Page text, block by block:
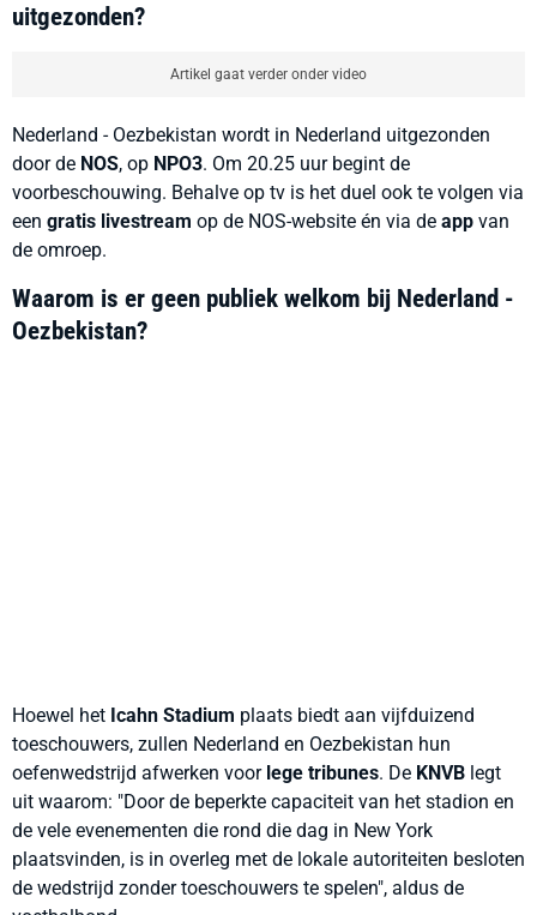
uitgezonden?
Artikel gaat verder onder video
Nederland - Oezbekistan wordt in Nederland uitgezonden
door de NOS, op NPO3. Om 20.25 uur begint de
voorbeschouwing. Behalve op tv is het duel ook te volgen via
een gratis livestream op de NOS-website én via de app van
de omroep.
Waarom is er geen publiek welkom bij Nederland -
Oezbekistan?
Hoewel het Icahn Stadium plaats biedt aan vijfduizend
toeschouwers, zullen Nederland en Oezbekistan hun
oefenwedstrijd afwerken voorlege tribunes. De KNVB legt
uit waarom: "Door de beperkte capaciteit van het stadion en
de vele evenementen die rond die dag in New York
plaatsvinden, is in overleg met de lokale autoriteiten besloten
de wedstrijd zonder toeschouwers te spelen", aldus de